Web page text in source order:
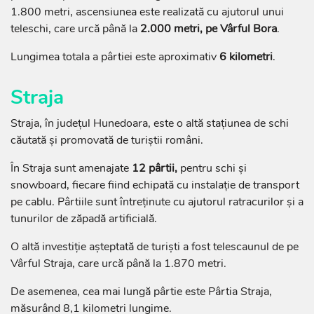
1.800 metri, ascensiunea este realizată cu ajutorul unui
teleschi, care urcă până la 2.000 metri, pe Vârful Bora.
Lungimea totala a pârtiei este aproximativ6 kilometri.
Straja
Straja, în județul Hunedoara, este o altă stațiunea de schi
căutată și promovată de turiștii români.
În Straja sunt amenajate 12 pârtii, pentru schi și
snowboard, fiecare fiind echipată cu instalaţie de transport
pe cablu. Pârtiile sunt întreţinute cu ajutorul ratracurilor și a
tunurilor de zăpadă artificială.
O altă investiție așteptată de turiști a fost telescaunul de pe
Vârful Straja, care urcă până la 1.870 metri.
De asemenea, cea mai lungă pârtie este Pârtia Straja,
măsurând 8,1 kilometri lungime.